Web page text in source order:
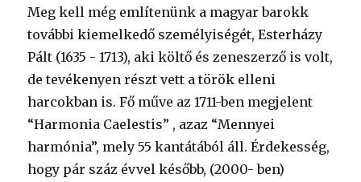
Meg kell még említenünk a magyar barokk
további kiemelkedő személyiségét, Esterházy
Pált (1635 - 1713), aki költő és zeneszerző is volt,
de tevékenyen részt vett a török elleni
harcokban is. Fő műve az 1711-ben megjelent
“Harmonia Caelestis” , azaz “Mennyei
harmónia”, mely 55 kantátából áll. Érdekesség,
hogy pár száz évvel később, (2000- ben)